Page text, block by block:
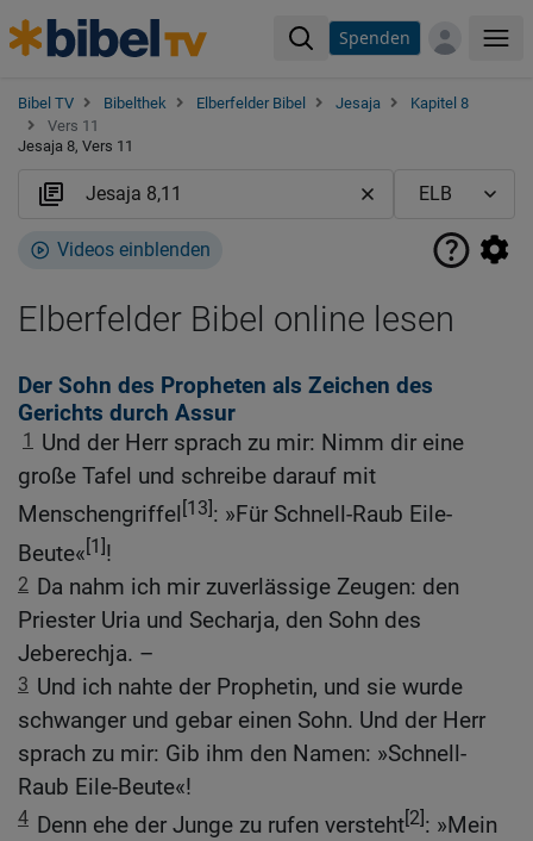
Spenden
Bibel TV Bibelthek Elberfelder Bibel Jesaja
Kapitel 8
Vers 11
Jesaja 8, Vers 11
Videos einblenden
Elberfelder Bibel online lesen
Der Sohn des Propheten als Zeichen des
Gerichts durch Assur
1
Und der Herr sprach zu mir: Nimm dir eine
große Tafel und schreibe darauf mit
Menschengriffel [13]: »Für Schnell-Raub Eile-
Beute«[1]!
2 Da nahm ich mir zuverlässige Zeugen: den
Priester Uria und Secharja, den Sohn des
Jeberechja. –
3 Und ich nahte der Prophetin, und sie wurde
schwanger und gebar einen Sohn. Und der Herr
sprach zu mir: Gib ihm den Namen: »Schnell-
Raub Eile-Beute«!
4 Denn ehe der Junge zu rufen versteht[2]: »Mein